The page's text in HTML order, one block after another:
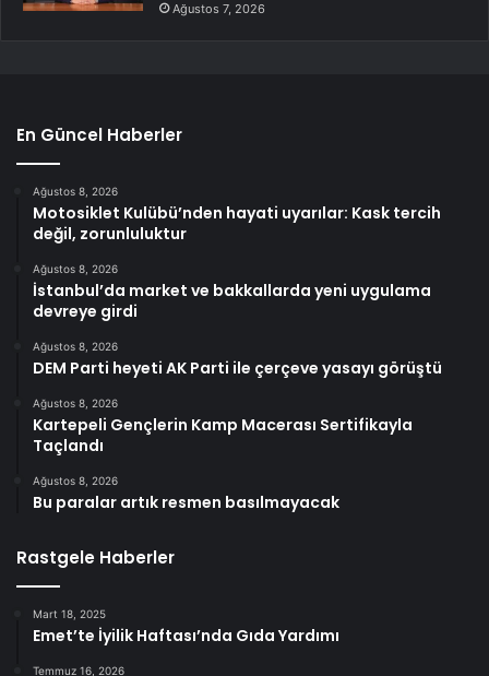
Ağustos 7, 2026
En Güncel Haberler
Ağustos 8, 2026
Motosiklet Kulübü’nden hayati uyarılar: Kask tercih
değil, zorunluluktur
Ağustos 8, 2026
İstanbul’da market ve bakkallarda yeni uygulama
devreye girdi
Ağustos 8, 2026
DEM Parti heyeti AK Parti ile çerçeve yasayı görüştü
Ağustos 8, 2026
Kartepeli Gençlerin Kamp Macerası Sertifikayla
Taçlandı
Ağustos 8, 2026
Bu paralar artık resmen basılmayacak
Rastgele Haberler
Mart 18, 2025
Emet’te İyilik Haftası’nda Gıda Yardımı
Temmuz 16, 2026